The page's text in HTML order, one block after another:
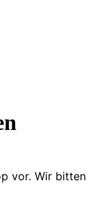
vor. Wir bitten